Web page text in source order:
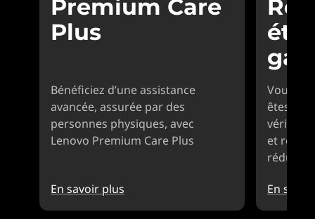
Premium Care
Plus
Bénéficiez d’une assistance
avancée, assurée par des
personnes physiques, avec
Lenovo Premium Care Plus
En savoir plus
Vous
êtes
vérifier
et
En